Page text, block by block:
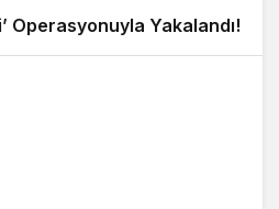
Operasyonuyla Yakalandı!